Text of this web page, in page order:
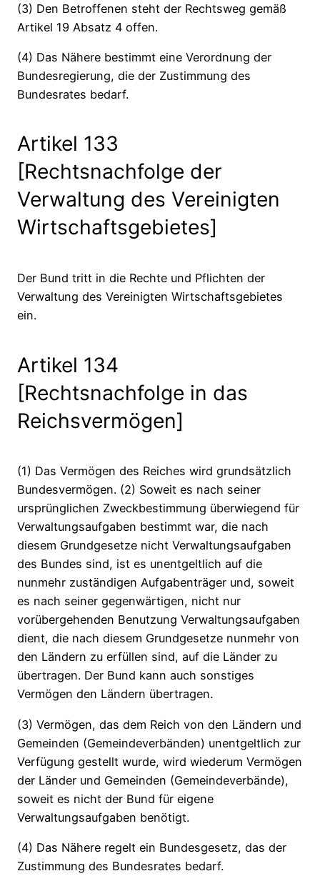
(3) Den Betroffenen steht der Rechtsweg gemäß
Artikel 19 Absatz 4 offen.
(4) Das Nähere bestimmt eine Verordnung der
Bundesregierung, die der Zustimmung des
Bundesrates bedarf.
Artikel 133
[Rechtsnachfolge der
Verwaltung des Vereinigten
Wirtschaftsgebietes]
Der Bund tritt in die Rechte und Pflichten der
Verwaltung des Vereinigten Wirtschaftsgebietes
ein.
Artikel 134
[Rechtsnachfolge in das
Reichsvermögen]
(1) Das Vermögen des Reiches wird grundsätzlich
Bundesvermögen. (2) Soweit es nach seiner
ursprünglichen Zweckbestimmung überwiegend für
Verwaltungsaufgaben bestimmt war, die nach
diesem Grundgesetze nicht Verwaltungsaufgaben
des Bundes sind, ist es unentgeltlich auf die
nunmehr zuständigen Aufgabenträger und, soweit
es nach seiner gegenwärtigen, nicht nur
vorübergehenden Benutzung Verwaltungsaufgaben
dient, die nach diesem Grundgesetze nunmehr von
den Ländern zu erfüllen sind, auf die Länder zu
übertragen. Der Bund kann auch sonstiges
Vermögen den Ländern übertragen.
(3) Vermögen, das dem Reich von den Ländern und
Gemeinden (Gemeindeverbänden) unentgeltlich zur
Verfügung gestellt wurde, wird wiederum Vermögen
der Länder und Gemeinden (Gemeindeverbände),
soweit es nicht der Bund für eigene
Verwaltungsaufgaben benötigt.
(4) Das Nähere regelt ein Bundesgesetz, das der
Zustimmung des Bundesrates bedarf.